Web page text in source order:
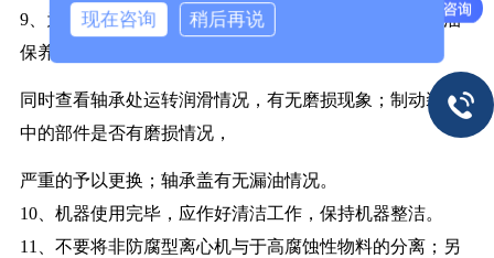
9、为确保离心机正常运转，转动部件请每隔6个月后加油
保养一次。
同时查看轴承处运转润滑情况，有无磨损现象；制动装置
中的部件是否有磨损情况，
严重的予以更换；轴承盖有无漏油情况。
10、机器使用完毕，应作好清洁工作，保持机器整洁。
11、不要将非防腐型离心机与于高腐蚀性物料的分离；另
现在咨询 稍后再说